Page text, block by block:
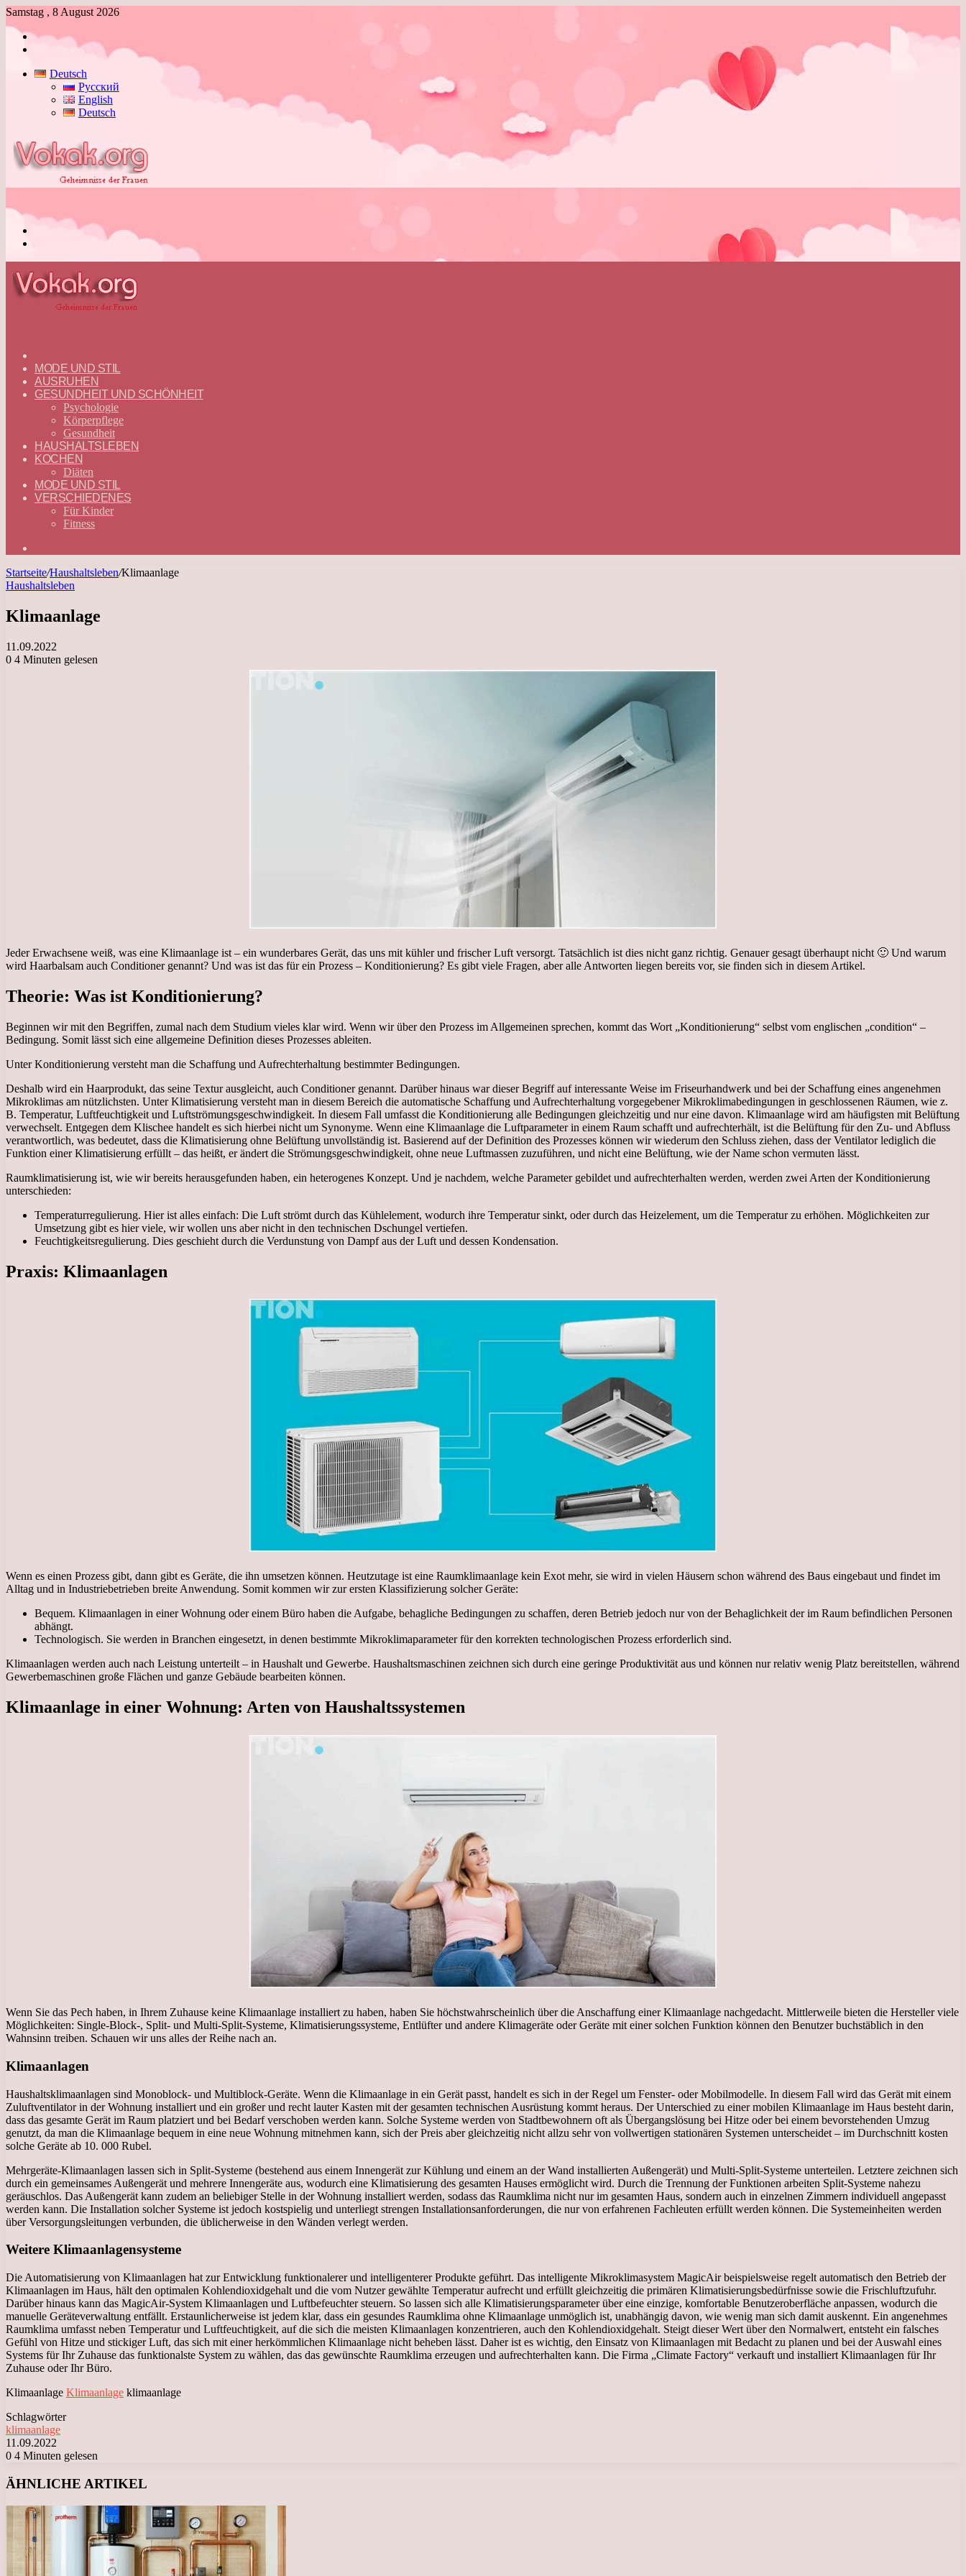
Samstag , 8 August 2026
Anmelden
Deutsch
Русский
English
Deutsch
—
DEUTSCH
MODE UND STIL
AUSRUHEN
GESUNDHEIT UND SCHÖNHEIT
Psychologie
Körperpflege
Gesundheit
HAUSHALTSLEBEN
KOCHEN
Diäten
MODE UND STIL
VERSCHIEDENES
Für Kinder
Fitness
Startseite/Haushaltsleben/Klimaanlage
Haushaltsleben
Klimaanlage
11.09.2022
0 4 Minuten gelesen
Jeder Erwachsene weiß, was eine Klimaanlage ist – ein wunderbares Gerät, das uns mit kühler und frischer Luft versorgt. Tatsächlich ist dies nicht ganz richtig. Genauer gesagt überhaupt nicht 🙂 Und warum
wird Haarbalsam auch Conditioner genannt? Und was ist das für ein Prozess – Konditionierung? Es gibt viele Fragen, aber alle Antworten liegen bereits vor, sie finden sich in diesem Artikel.
Theorie: Was ist Konditionierung?
Beginnen wir mit den Begriffen, zumal nach dem Studium vieles klar wird. Wenn wir über den Prozess im Allgemeinen sprechen, kommt das Wort „Konditionierung“ selbst vom englischen „condition“ –
Bedingung. Somit lässt sich eine allgemeine Definition dieses Prozesses ableiten.
Unter Konditionierung versteht man die Schaffung und Aufrechterhaltung bestimmter Bedingungen.
Deshalb wird ein Haarprodukt, das seine Textur ausgleicht, auch Conditioner genannt. Darüber hinaus war dieser Begriff auf interessante Weise im Friseurhandwerk und bei der Schaffung eines angenehmen
Mikroklimas am nützlichsten. Unter Klimatisierung versteht man in diesem Bereich die automatische Schaffung und Aufrechterhaltung vorgegebener Mikroklimabedingungen in geschlossenen Räumen, wie z.
B. Temperatur, Luftfeuchtigkeit und Luftströmungsgeschwindigkeit. In diesem Fall umfasst die Konditionierung alle Bedingungen gleichzeitig und nur eine davon. Klimaanlage wird am häufigsten mit Belüftung
verwechselt. Entgegen dem Klischee handelt es sich hierbei nicht um Synonyme. Wenn eine Klimaanlage die Luftparameter in einem Raum schafft und aufrechterhält, ist die Belüftung für den Zu- und Abfluss
verantwortlich, was bedeutet, dass die Klimatisierung ohne Belüftung unvollständig ist. Basierend auf der Definition des Prozesses können wir wiederum den Schluss ziehen, dass der Ventilator lediglich die
Funktion einer Klimatisierung erfüllt – das heißt, er ändert die Strömungsgeschwindigkeit, ohne neue Luftmassen zuzuführen, und nicht eine Belüftung, wie der Name schon vermuten lässt.
Raumklimatisierung ist, wie wir bereits herausgefunden haben, ein heterogenes Konzept. Und je nachdem, welche Parameter gebildet und aufrechterhalten werden, werden zwei Arten der Konditionierung
unterschieden:
Temperaturregulierung. Hier ist alles einfach: Die Luft strömt durch das Kühlelement, wodurch ihre Temperatur sinkt, oder durch das Heizelement, um die Temperatur zu erhöhen. Möglichkeiten zur
Umsetzung gibt es hier viele, wir wollen uns aber nicht in den technischen Dschungel vertiefen.
Feuchtigkeitsregulierung. Dies geschieht durch die Verdunstung von Dampf aus der Luft und dessen Kondensation.
Praxis: Klimaanlagen
Wenn es einen Prozess gibt, dann gibt es Geräte, die ihn umsetzen können. Heutzutage ist eine Raumklimaanlage kein Exot mehr, sie wird in vielen Häusern schon während des Baus eingebaut und findet im
Alltag und in Industriebetrieben breite Anwendung. Somit kommen wir zur ersten Klassifizierung solcher Geräte:
Bequem. Klimaanlagen in einer Wohnung oder einem Büro haben die Aufgabe, behagliche Bedingungen zu schaffen, deren Betrieb jedoch nur von der Behaglichkeit der im Raum befindlichen Personen
abhängt.
Technologisch. Sie werden in Branchen eingesetzt, in denen bestimmte Mikroklimaparameter für den korrekten technologischen Prozess erforderlich sind.
Klimaanlagen werden auch nach Leistung unterteilt – in Haushalt und Gewerbe. Haushaltsmaschinen zeichnen sich durch eine geringe Produktivität aus und können nur relativ wenig Platz bereitstellen, während
Gewerbemaschinen große Flächen und ganze Gebäude bearbeiten können.
Klimaanlage in einer Wohnung: Arten von Haushaltssystemen
Wenn Sie das Pech haben, in Ihrem Zuhause keine Klimaanlage installiert zu haben, haben Sie höchstwahrscheinlich über die Anschaffung einer Klimaanlage nachgedacht. Mittlerweile bieten die Hersteller viele
Möglichkeiten: Single-Block-, Split- und Multi-Split-Systeme, Klimatisierungssysteme, Entlüfter und andere Klimageräte oder Geräte mit einer solchen Funktion können den Benutzer buchstäblich in den
Wahnsinn treiben. Schauen wir uns alles der Reihe nach an.
Klimaanlagen
Haushaltsklimaanlagen sind Monoblock- und Multiblock-Geräte. Wenn die Klimaanlage in ein Gerät passt, handelt es sich in der Regel um Fenster- oder Mobilmodelle. In diesem Fall wird das Gerät mit einem
Zuluftventilator in der Wohnung installiert und ein großer und recht lauter Kasten mit der gesamten technischen Ausrüstung kommt heraus. Der Unterschied zu einer mobilen Klimaanlage im Haus besteht darin,
dass das gesamte Gerät im Raum platziert und bei Bedarf verschoben werden kann. Solche Systeme werden von Stadtbewohnern oft als Übergangslösung bei Hitze oder bei einem bevorstehenden Umzug
genutzt, da man die Klimaanlage bequem in eine neue Wohnung mitnehmen kann, sich der Preis aber gleichzeitig nicht allzu sehr von vollwertigen stationären Systemen unterscheidet – im Durchschnitt kosten
solche Geräte ab 10. 000 Rubel.
Mehrgeräte-Klimaanlagen lassen sich in Split-Systeme (bestehend aus einem Innengerät zur Kühlung und einem an der Wand installierten Außengerät) und Multi-Split-Systeme unterteilen. Letztere zeichnen sich
durch ein gemeinsames Außengerät und mehrere Innengeräte aus, wodurch eine Klimatisierung des gesamten Hauses ermöglicht wird. Durch die Trennung der Funktionen arbeiten Split-Systeme nahezu
geräuschlos. Das Außengerät kann zudem an beliebiger Stelle in der Wohnung installiert werden, sodass das Raumklima nicht nur im gesamten Haus, sondern auch in einzelnen Zimmern individuell angepasst
werden kann. Die Installation solcher Systeme ist jedoch kostspielig und unterliegt strengen Installationsanforderungen, die nur von erfahrenen Fachleuten erfüllt werden können. Die Systemeinheiten werden
über Versorgungsleitungen verbunden, die üblicherweise in den Wänden verlegt werden.
Weitere Klimaanlagensysteme
Die Automatisierung von Klimaanlagen hat zur Entwicklung funktionalerer und intelligenterer Produkte geführt. Das intelligente Mikroklimasystem MagicAir beispielsweise regelt automatisch den Betrieb der
Klimaanlagen im Haus, hält den optimalen Kohlendioxidgehalt und die vom Nutzer gewählte Temperatur aufrecht und erfüllt gleichzeitig die primären Klimatisierungsbedürfnisse sowie die Frischluftzufuhr.
Darüber hinaus kann das MagicAir-System Klimaanlagen und Luftbefeuchter steuern. So lassen sich alle Klimatisierungsparameter über eine einzige, komfortable Benutzeroberfläche anpassen, wodurch die
manuelle Geräteverwaltung entfällt. Erstaunlicherweise ist jedem klar, dass ein gesundes Raumklima ohne Klimaanlage unmöglich ist, unabhängig davon, wie wenig man sich damit auskennt. Ein angenehmes
Raumklima umfasst neben Temperatur und Luftfeuchtigkeit, auf die sich die meisten Klimaanlagen konzentrieren, auch den Kohlendioxidgehalt. Steigt dieser Wert über den Normalwert, entsteht ein falsches
Gefühl von Hitze und stickiger Luft, das sich mit einer herkömmlichen Klimaanlage nicht beheben lässt. Daher ist es wichtig, den Einsatz von Klimaanlagen mit Bedacht zu planen und bei der Auswahl eines
Systems für Ihr Zuhause das funktionalste System zu wählen, das das gewünschte Raumklima erzeugen und aufrechterhalten kann. Die Firma „Climate Factory“ verkauft und installiert Klimaanlagen für Ihr
Zuhause oder Ihr Büro.
Klimaanlage Klimaanlage klimaanlage
Schlagwörter
klimaanlage
11.09.2022
0 4 Minuten gelesen
ÄHNLICHE ARTIKEL